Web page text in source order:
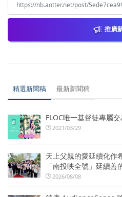
推廣
精選新聞稿 最新新聞稿
FLOC唯一基督徒專屬
2021/03/29
天上父親的愛延續化作
「南投映全號」延續善
2026/08/08